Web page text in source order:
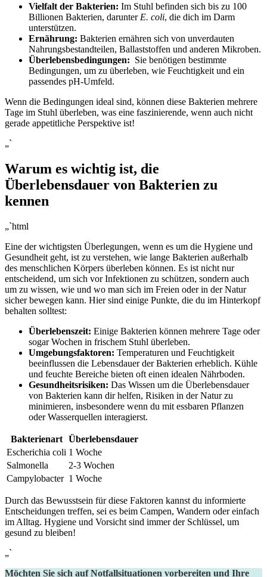
Vielfalt der‌ Bakterien: Im Stuhl befinden sich bis zu ‌100
Billionen⁣ Bakterien, darunter E. coli,⁢ die dich im Darm
unterstützen.
Ernährung: Bakterien ernähren sich von unverdauten
Nahrungsbestandteilen, Ballaststoffen und anderen Mikroben.
Überlebensbedingungen: ‌ Sie ‌benötigen‍ bestimmte
Bedingungen, um zu überleben, wie Feuchtigkeit und ein
passendes⁣ pH-Umfeld.
Wenn die Bedingungen ideal sind, können diese Bakterien mehrere
Tage ‌im Stuhl‌ überleben, was eine ‌faszinierende, wenn auch nicht‍
gerade appetitliche Perspektive ist!
„`
Warum es wichtig⁤ ist, die
Überlebensdauer von Bakterien zu
kennen
„`html
Eine ‌der wichtigsten Überlegungen, wenn es um⁤ die Hygiene und
Gesundheit geht,‍ ist zu ⁣verstehen, wie⁣ lange Bakterien außerhalb
des menschlichen⁢ Körpers überleben können. Es ist nicht nur
entscheidend, um sich vor Infektionen zu schützen, sondern auch
um zu wissen, wie ⁢und wo man⁢ sich⁣ im Freien oder in der Natur
sicher bewegen ‍kann. Hier sind einige‌ Punkte,⁣ die du im Hinterkopf
behalten ⁤solltest:
Überlebenszeit: Einige Bakterien können ‍mehrere ‌Tage oder
sogar Wochen⁤ in frischem ‍Stuhl überleben.
Umgebungsfaktoren: Temperaturen und Feuchtigkeit‌
beeinflussen die ‌Lebensdauer der Bakterien erheblich. Kühle⁤
und feuchte Bereiche bieten oft einen idealen Nährboden.
Gesundheitsrisiken: Das Wissen um die Überlebensdauer
von Bakterien kann dir​ helfen, Risiken in der Natur⁣ zu
minimieren, insbesondere wenn du mit essbaren Pflanzen
oder Wasserquellen interagierst.
Bakterienart
Überlebensdauer
Escherichia coli 1 Woche
Salmonella
2-3 ‌Wochen
Campylobacter 1 Woche
Durch das Bewusstsein für diese Faktoren kannst du informierte
Entscheidungen treffen, sei‌ es beim Campen, Wandern oder einfach
im Alltag.⁤ Hygiene und Vorsicht sind immer der⁢ Schlüssel, um⁤
gesund zu⁤ bleiben!
„`
Möchten Sie sich auf Notfallsituationen vorbereiten und Ihre